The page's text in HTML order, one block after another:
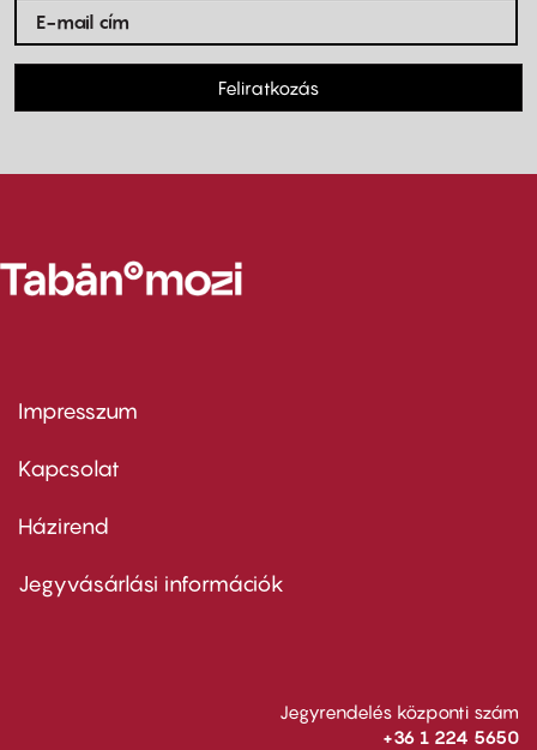
Feliratkozás
Footer
first
Impresszum
Kapcsolat
Footer
second
Házirend
Jegyvásárlási információk
Jegyrendelés központi szám
+36 1 224 5650